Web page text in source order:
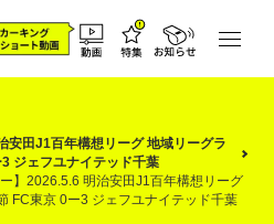
安田J1百年構想リーグ 地域リーグラ
ジェフユナイテッド千葉
】2026.5.6 明治安田J1百年構想リーグ
FC東京 0ー3 ジェフユナイテッド千葉